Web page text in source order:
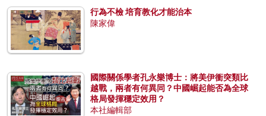
行為不檢 培育教化才能治本
陳家偉
國際關係學者孔永樂博士：將美伊衝突類比
越戰，兩者有何異同？中國崛起能否為全球
格局發揮穩定效用？
本社編輯部